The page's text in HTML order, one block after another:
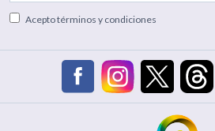
Aceptotérminos y condiciones